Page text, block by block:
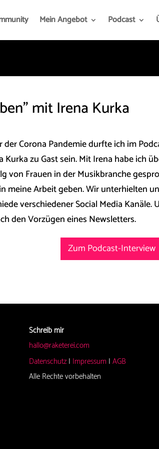
Mein Angebot Podcast
mit Irena Kurka
der Corona Pandemie durfte ich im
Kurka zu Gast sein. Mit Irena habe ich
von Frauen in der Musikbranche
meine Arbeit geben. Wir unterhielten
verschiedener Social Media Kanäle.
den Vorzügen eines Newsletters.
Zum Podcast-Interview
Schreib mir
hallo@raketerei.com
Datenschutz | Impressum | AGB
Alle Rechte vorbehalten